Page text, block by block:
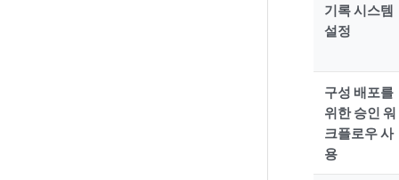
기록 시스템
설정
구성 배포를
위한 승인 워
크플로우 사
용